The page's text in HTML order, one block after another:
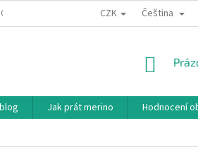
PODMÍNKY PODMÍNKY OCHRANY
CZK Čeština
Jak prát merino
Hodnocení